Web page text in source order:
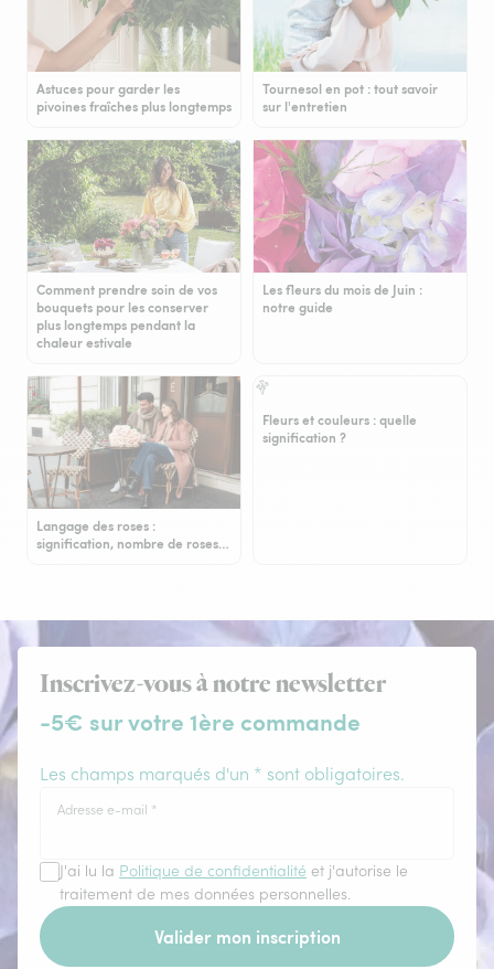
Astuces pour garder les
pivoines fraîches plus longtemps
Tournesol en pot : tout savoir
sur l'entretien
Comment prendre soin de vos
bouquets pour les conserver
plus longtemps pendant la
chaleur estivale
Les fleurs du mois de Juin :
notre guide
Langage des roses :
signification, nombre de roses…
Fleurs et couleurs : quelle
signification ?
Inscrivez-vous à notre newsletter
-5€ sur votre 1ère commande
Les champs marqués d'un * sont obligatoires.
Adresse e-mail *
J'ai lu la Politique de confidentialité et j'autorise le
traitement de mes données personnelles.
Valider mon inscription